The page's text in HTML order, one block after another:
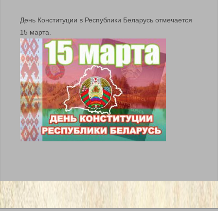
День Конституции в Республики Беларусь отмечается
15 марта.